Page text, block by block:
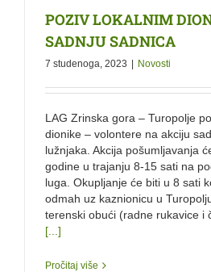
POZIV LOKALNIM
SADNJU SADNICA
7 studenoga, 2023 | Novosti
LAG Zrinska gora – Turopolje
dionike – volontere na akciju
lužnjaka. Akcija pošumljavanja
godine u trajanju 8-15 sati na
luga. Okupljanje će biti u 8 sati
odmah uz kaznionicu u
terenski obući (radne rukavice i
[...]
Pročitaj više